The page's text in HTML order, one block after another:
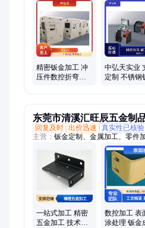
精密钣金加工 冲
压件数控折弯焊
中弘天实业
定制 不锈钢
东莞市清溪汇旺辰五金制
户)
回复及时 出价迅速 真实性已核验
主营： 钣金定制、金属加工、零件
精密制造、精密五金加、机械五金
属制品、激光加工、丝印服务、丝
件、金属材料、丝网印刷、工业加
业级设备、光纤激光机、金属件定
一站式加工 精密
五金加工 技术专
数控加工 表
涂处理 钣金